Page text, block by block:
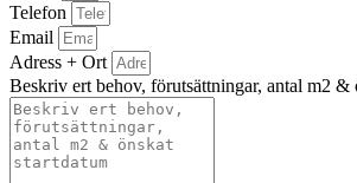
Telefon
Email
Adress + Ort
Beskriv ert behov, förutsättningar, antal m2 &